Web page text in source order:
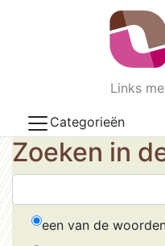
Skip to main content
Links
Categorieën
Zoeken in
een van de